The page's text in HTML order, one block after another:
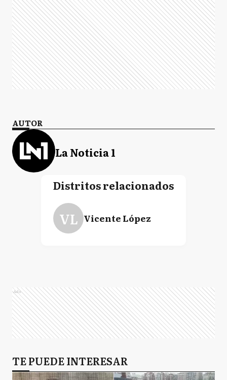
AUTOR
La Noticia 1
Distritos relacionados
VL Vicente López
Ads
TE PUEDE INTERESAR